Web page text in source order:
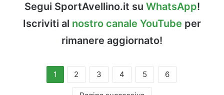
Segui SportAvellino.it su WhatsApp!
Iscriviti al nostro canale YouTube per
rimanere aggiornato!
1 2 3 4 5 6